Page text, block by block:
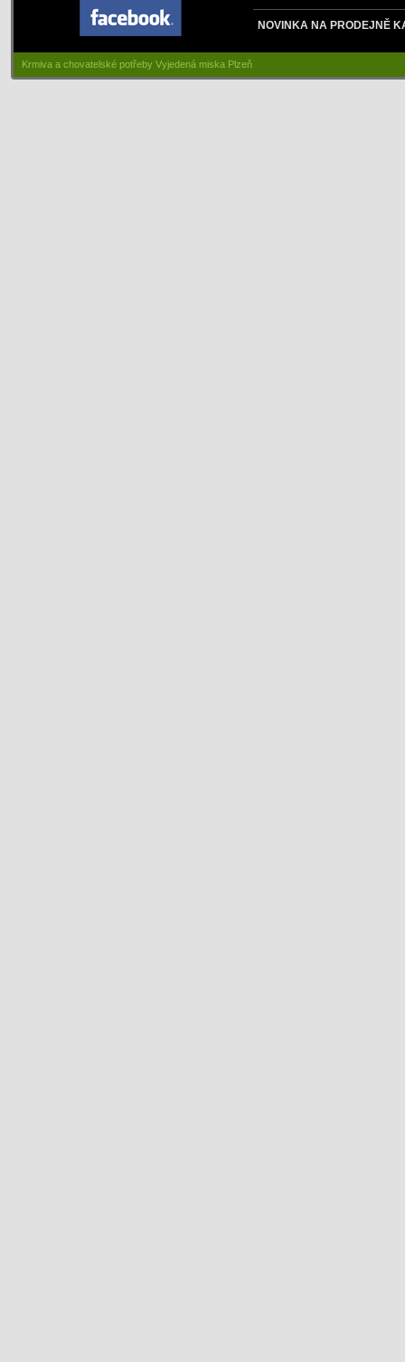
NOVINKA NA PRODEJNĚ
Krmiva a chovatelské potřeby Vyjedená miska Plzeň